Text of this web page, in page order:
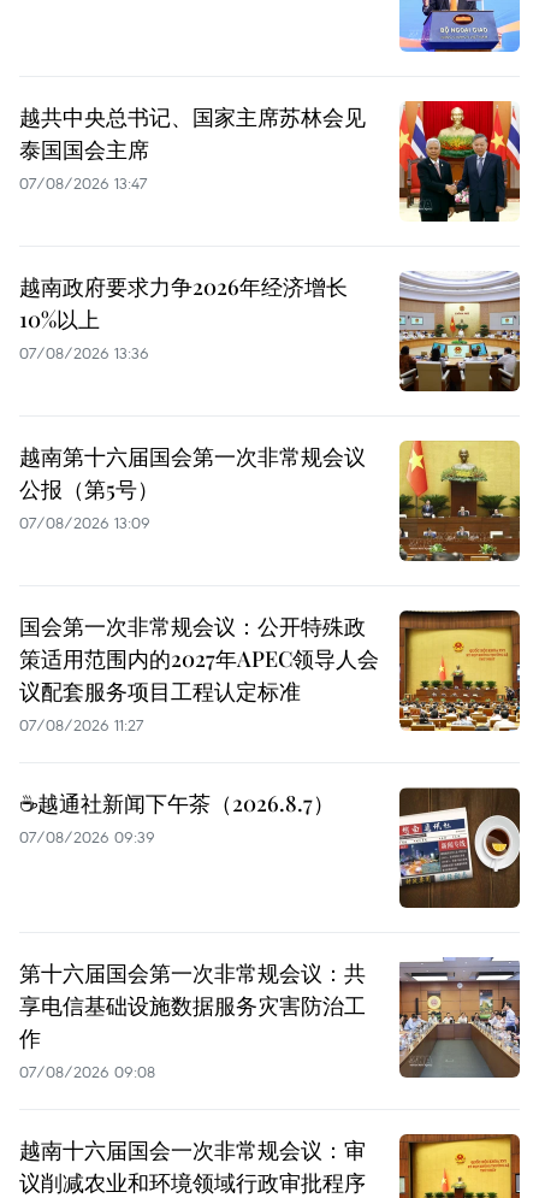
越共中央总书记、国家主席苏林会见
泰国国会主席
07/08/2026 13:47
越南政府要求力争2026年经济增长
10%以上
07/08/2026 13:36
越南第十六届国会第一次非常规会议
公报（第5号）
07/08/2026 13:09
国会第一次非常规会议：公开特殊政
策适用范围内的2027年APEC领导人会
议配套服务项目工程认定标准
07/08/2026 11:27
☕️越通社新闻下午茶（2026.8.7）
07/08/2026 09:39
第十六届国会第一次非常规会议：共
享电信基础设施数据服务灾害防治工
作
07/08/2026 09:08
越南十六届国会一次非常规会议：审
议削减农业和环境领域行政审批程序